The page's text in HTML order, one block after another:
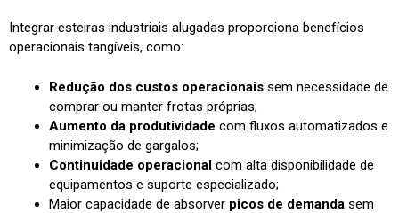
Integrar esteiras industriais alugadas proporciona benefícios
operacionais tangíveis, como:
Redução dos custos operacionais sem necessidade de
comprar ou manter frotas próprias;
Aumento da produtividade com fluxos automatizados e
minimização de gargalos;
Continuidade operacional com alta disponibilidade de
equipamentos e suporte especializado;
Maior capacidade de absorver picos de demanda sem